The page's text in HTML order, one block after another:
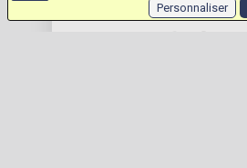
Personnaliser